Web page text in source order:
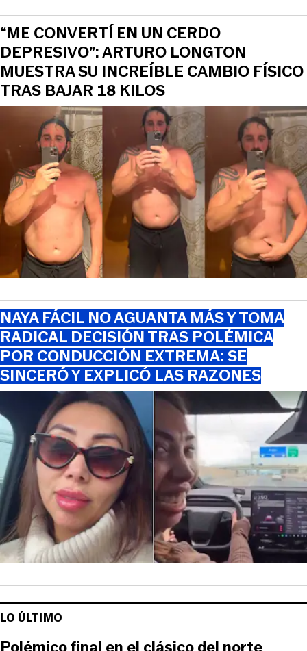
“ME CONVERTÍ EN UN CERDO
DEPRESIVO”: ARTURO LONGTON
MUESTRA SU INCREÍBLE CAMBIO FÍSICO
TRAS BAJAR 18 KILOS
NAYA FÁCIL NO AGUANTA MÁS Y TOMA
RADICAL DECISIÓN TRAS POLÉMICA
POR CONDUCCIÓN EXTREMA: SE
SINCERÓ Y EXPLICÓ LAS RAZONES
LO ÚLTIMO